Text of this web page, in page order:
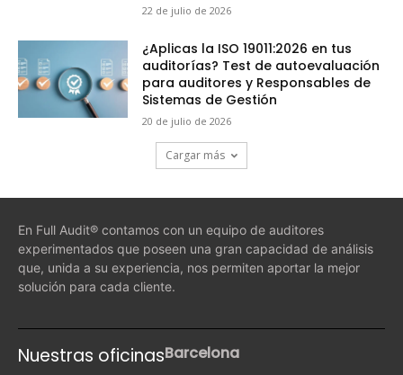
22 de julio de 2026
¿Aplicas la ISO 19011:2026 en tus
auditorías? Test de autoevaluación
para auditores y Responsables de
Sistemas de Gestión
20 de julio de 2026
Cargar más
En Full Audit® contamos con un equipo de auditores
experimentados que poseen una gran capacidad de análisis
que, unida a su experiencia, nos permiten aportar la mejor
solución para cada cliente.
Nuestras oficinasBarcelona